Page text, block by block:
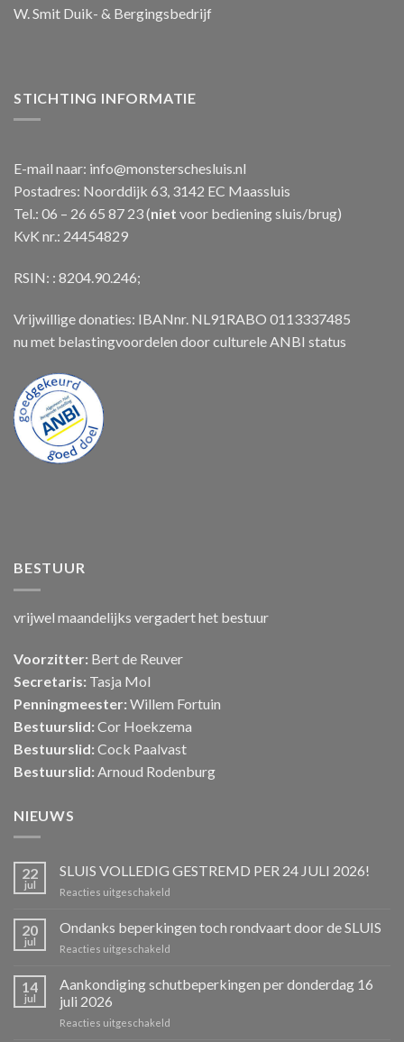
W. Smit Duik- & Bergingsbedrijf
STICHTING INFORMATIE
E-mail naar: info@monsterschesluis.nl
Postadres: Noorddijk 63, 3142 EC Maassluis
Tel.: 06 – 26 65 87 23 (niet voor bediening sluis/brug)
KvK nr.: 24454829
RSIN: : 8204.90.246;
Vrijwillige donaties: IBANnr. NL91RABO 0113337485
nu met belastingvoordelen door culturele ANBI status
BESTUUR
vrijwel maandelijks vergadert het bestuur
Voorzitter: Bert de Reuver
Secretaris: Tasja Mol
Penningmeester: Willem Fortuin
Bestuurslid: Cor Hoekzema
Bestuurslid: Cock Paalvast
Bestuurslid: Arnoud Rodenburg
NIEUWS
22
jul
SLUIS VOLLEDIG GESTREMD PER 24 JULI 2026!
Reacties uitgeschakeld
VOLLEDIG
GESTREMD
JULI
20
jul
Ondanks beperkingen toch rondvaart door de SLUIS
Reacties uitgeschakeld
beperkingen
14
jul
Aankondiging schutbeperkingen per donderdag 16
juli 2026
Reacties uitgeschakeld